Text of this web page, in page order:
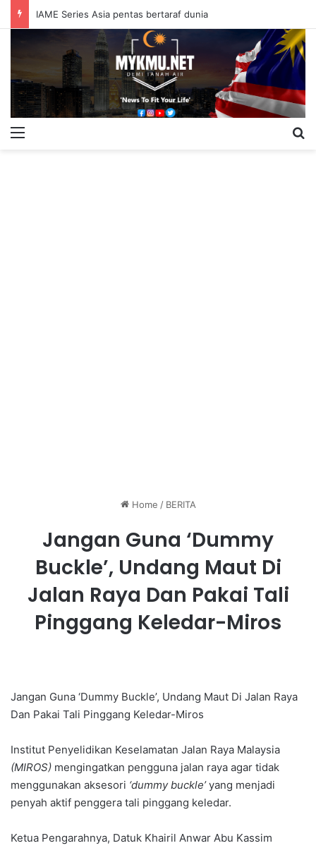
IAME Series Asia pentas bertaraf dunia
Home / BERITA
Jangan Guna ‘Dummy
Buckle’, Undang Maut Di
Jalan Raya Dan Pakai Tali
Pinggang Keledar-Miros
Jangan Guna ‘Dummy Buckle’, Undang Maut Di Jalan Raya
Dan Pakai Tali Pinggang Keledar-Miros
Institut Penyelidikan Keselamatan Jalan Raya Malaysia
(MIROS) mengingatkan pengguna jalan raya agar tidak
menggunakan aksesori ‘dummy buckle’yang menjadi
penyah aktif penggera tali pinggang keledar.
Ketua Pengarahnya, Datuk Khairil Anwar Abu Kassim